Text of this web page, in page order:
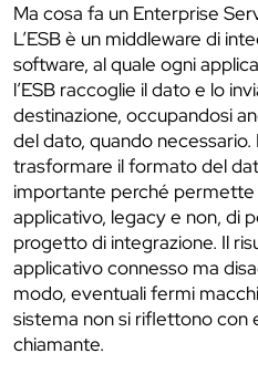
Ma cosa fa un Enterprise
L’ESB è un middleware di
software, al quale ogni
l’ESB raccoglie il dato e lo
destinazione, occupandosi
del dato, quando necessario.
trasformare il formato del
importante perché permette
applicativo, legacy e non, di
progetto di integrazione. Il
applicativo connesso ma
modo, eventuali fermi
sistema non si riflettono con
chiamante.